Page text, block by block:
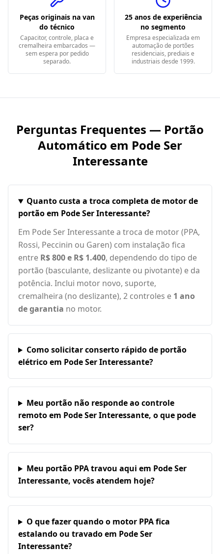
Peças originais na van
do técnico
Capacitor, controle, placa e
cremalheira embarcados —
sem espera por pedido
separado.
25 anos de experiência
no segmento
Empresa especializada em
automação de portões
residenciais, prediais e
industriais desde 1999.
Perguntas Frequentes — Portão
Automático em Pode Ser
Interessante
Quanto custa a troca completa de motor de
portão em Pode Ser Interessante?
Em Pode Ser Interessante a troca de motor (PPA,
Rossi, Peccinin ou Garen) com instalação fica
entre R$ 800 e R$ 1.400, dependendo do tipo de
portão (basculante, deslizante ou pivotante) e da
potência. Inclui motor novo, suporte,
cremalheira (no deslizante), 2 controles e 1 ano
de garantia no motor.
Como solicitar conserto rápido de portão
elétrico em Pode Ser Interessante?
Meu portão não responde ao controle
remoto em Pode Ser Interessante, o que pode
ser?
Meu portão PPA travou aqui em Pode Ser
Interessante, vocês atendem hoje?
O que fazer quando o motor PPA fica
estalando ou travado em Pode Ser
Interessante?